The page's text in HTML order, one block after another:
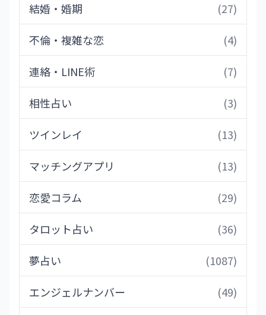
結婚・婚期 (27)
不倫・複雑な恋 (4)
連絡・LINE術 (7)
相性占い (3)
ツインレイ (13)
マッチングアプリ (13)
恋愛コラム (29)
タロット占い (36)
夢占い (1087)
エンジェルナンバー (49)